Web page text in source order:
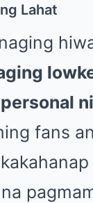
Lahat
fans